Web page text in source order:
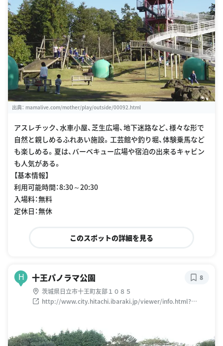
出典： mamalive.com/mother/play/outside/00092.html
アスレチック、水車小屋、芝生広場、地下迷路など、様々な形で
自然と親しめるふれあい施設。工芸館や釣り堀、体験乗馬など
も楽しめる。夏は、バーベキュー広場や宿泊の出来るキャビン
も人気がある。
【基本情報】
利用可能時間：8:30～20:30
入場料：無料
定休日：無休
このスポットの詳細を見る
H 十王パノラマ公園
茨城県日立市十王町友部１０８５
http://www.city.hitachi.ibaraki.jp/viewer/info.html?
8